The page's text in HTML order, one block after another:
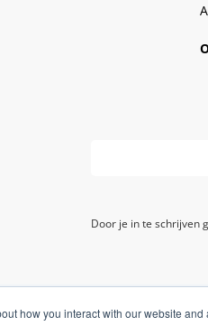
how you interact with our website and
Door je in te schrijven